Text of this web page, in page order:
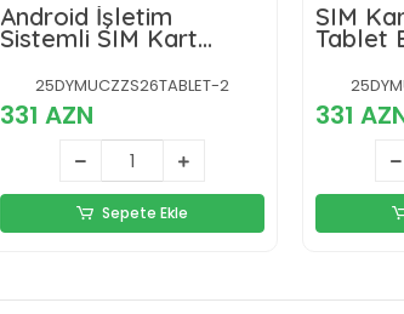
Android İşletim
Sistemli SIM Kart
Klavye Mouse Seti
Mobil İnternet Destekli
25DYMUCZZS26TABLET-2
331 AZN
Sepete Ekle
SIM
Tablet
Seti
331